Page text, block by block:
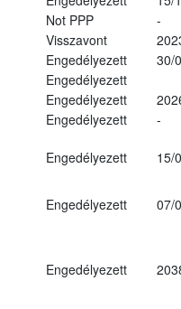
Not PPP
-
Visszavont
Engedélyezett
30/
Engedélyezett
Engedélyezett
Engedélyezett
-
Engedélyezett 15/
Engedélyezett
07/
Engedélyezett